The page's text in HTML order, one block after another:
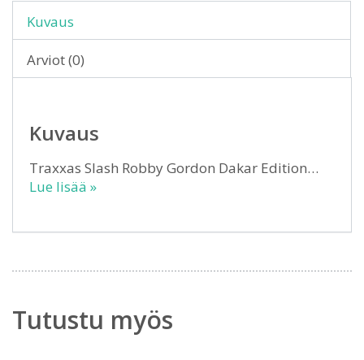
Kuvaus
Arviot (0)
Kuvaus
Traxxas Slash Robby Gordon Dakar Edition…
Lue lisää »
Tutustu myös